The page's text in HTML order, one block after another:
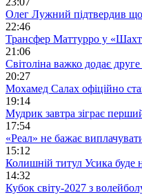
Олег Лужний підтвердив що
22:46
Трансфер Маттурро у
21:06
Світоліна важко додає
20:27
Мохамед Салах офіційно
19:14
Мудрик завтра зіграє
17:54
«Реал» не бажає
15:12
Колишній титул Усика буде
14:32
Кубок світу-2027 з